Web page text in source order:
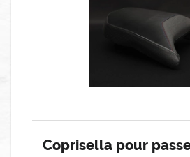
Coprisella pour